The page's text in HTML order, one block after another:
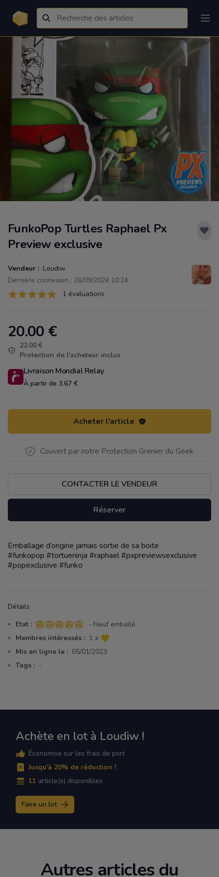
FunkoPop Turtles Raphael Px
Preview exclusive
Vendeur : Loudiw
Dernière connexion : 26/09/2024 10:24
Évaluations
1 sur 5 étoiles 1 évaluations
Product information
20.00 €
22.00 €
Protection de l'acheteur inclus
Livraison Mondial Relay
À partir de 3.67 €
Acheter l'article
Couvert par notre Protection Grenier du Geek.
CONTACTER LE VENDEUR
Réserver
Description
Emballage d’origine jamais sortie de sa boite
#funkopop #tortueninja #raphael #pxpreviewsexclusive
#popexclusive #funko
Détails
Etat : 5 sur 5 étoiles
- Neuf emballé
Membres intéressés : 1 x
Mis en ligne le : 05/01/2023
Tags : -
Achète en lot à Loudiw !
Économise sur les frais de port
Jusqu'à 20% de réduction !
11 article(s) disponibles
Faire un lot
Autres articles du